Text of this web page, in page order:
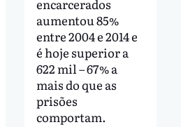
encarcerados
aumentou 85%
entre 2004 e 2014 e
é hoje superior a
622 mil – 67% a
mais do que as
prisões
comportam.